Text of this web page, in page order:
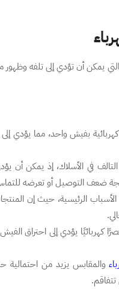
يمكن أن تؤدي إلى تلفه
بفيش واحد، مما يؤدي إلى
في الأسلاك، إذ يمكن أن
ضعف التوصيل أو تعرضه للتماس
الرئيسية، حيث إن
كهربائيًا يؤدي إلى احتراق
والمقابس يزيد من